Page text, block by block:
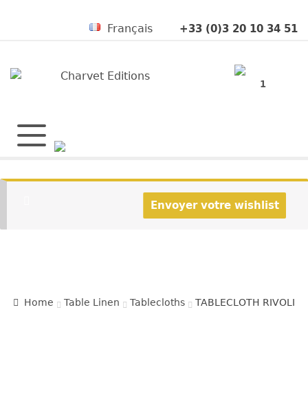
+33 (0)3 20 10 34 51
Français
1
Envoyer votre wishlist
Home Table Linen Tablecloths TABLECLOTH RIVOLI